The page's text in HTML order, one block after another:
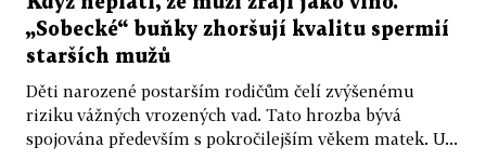
„Sobecké“ buňky zhoršují kvalitu spermií
starších mužů
Děti narozené postarším rodičům čelí zvýšenému
riziku vážných vrozených vad. Tato hrozba bývá
spojována především s pokročilejším věkem matek. U...